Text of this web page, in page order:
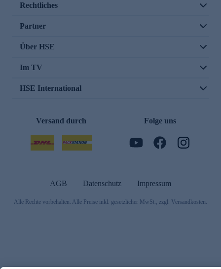
Rechtliches
Partner
Über HSE
Im TV
HSE International
Versand durch Folge uns
AGB Datenschutz Impressum
Alle Rechte vorbehalten. Alle Preise inkl. gesetzlicher MwSt., zzgl. Versandkosten.